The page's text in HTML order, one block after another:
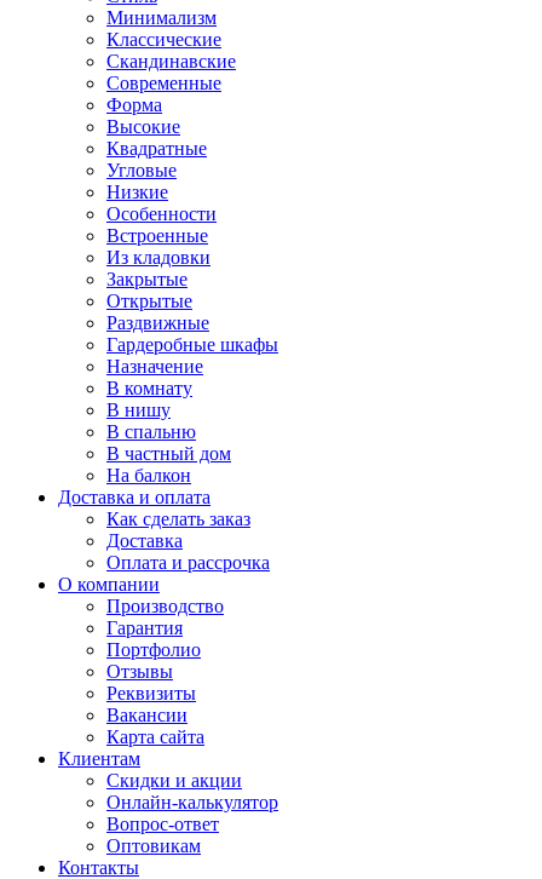
Минимализм
Классические
Скандинавские
Современные
Форма
Высокие
Квадратные
Угловые
Низкие
Особенности
Встроенные
Из кладовки
Закрытые
Открытые
Раздвижные
Гардеробные шкафы
Назначение
В комнату
В нишу
В спальню
В частный дом
На балкон
Доставка и оплата
Как сделать заказ
Доставка
Оплата и рассрочка
О компании
Производство
Гарантия
Портфолио
Отзывы
Реквизиты
Вакансии
Карта сайта
Клиентам
Скидки и акции
Онлайн-калькулятор
Вопрос-ответ
Оптовикам
Контакты